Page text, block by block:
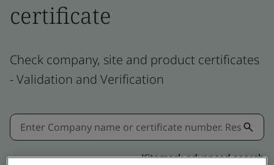
certificate
Check company, site and product certificates
- Validation and Verification
Kitemark advanced search